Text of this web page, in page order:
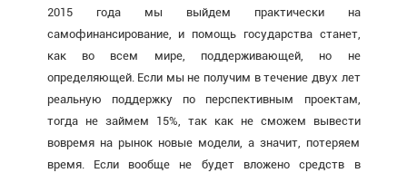
2015 года мы выйдем практически на
самофинансирование, и помощь государства станет,
как во всем мире, поддерживающей, но не
определяющей. Если мы не получим в течение двух лет
реальную поддержку по перспективным проектам,
тогда не займем 15%, так как не сможем вывести
вовремя на рынок новые модели, а значит, потеряем
время. Если вообще не будет вложено средств в